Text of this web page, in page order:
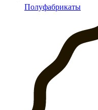
Полуфабрикаты